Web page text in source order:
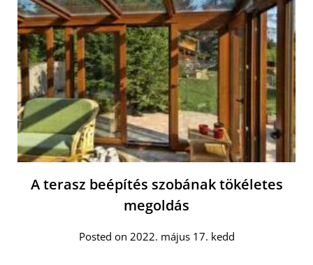
A terasz beépítés szobának tökéletes
megoldás
Posted on 2022. május 17. kedd